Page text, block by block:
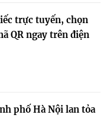
trực tuyến, chọn
QR ngay trên điện
phố Hà Nội lan tỏa